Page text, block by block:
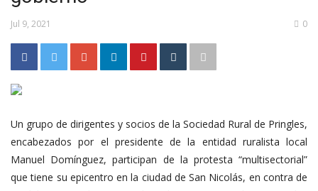
Jul 9, 2021 0
Un grupo de dirigentes y socios de la Sociedad Rural de Pringles,
encabezados por el presidente de la entidad ruralista local
Manuel Domínguez, participan de la protesta “multisectorial”
que tiene su epicentro en la ciudad de San Nicolás, en contra de